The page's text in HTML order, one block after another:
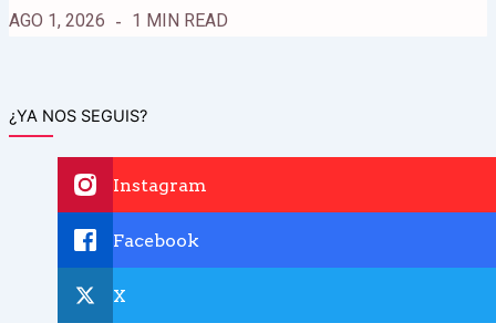
AGO 1, 2026 1 MIN READ
¿YA NOS SEGUIS?
Instagram
Facebook
X